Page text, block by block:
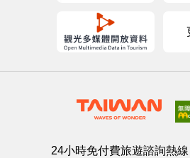
24小時免付費旅遊諮詢熱線